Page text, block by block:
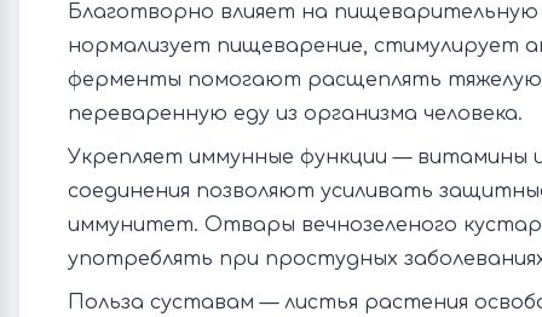
Благотворно влияет на
нормализует пищеварение, стимулирует
ферменты помогают расщеплять
переваренную еду из организма человека.
Укрепляет иммунные функции — витамины
соединения позволяют усиливать
иммунитет. Отвары вечнозеленого
употреблять при простудных
Польза суставам — листья растения